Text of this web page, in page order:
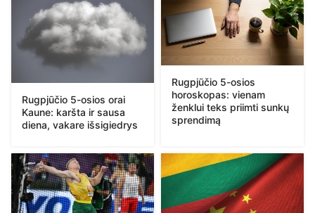
Rugpjūčio 5-osios orai
Kaune: karšta ir sausa
diena, vakare išsigiedrys
Rugpjūčio 5-osios
horoskopas: vienam
ženklui teks priimti sunkų
sprendimą